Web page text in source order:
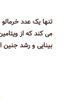
می کند که از
بینایی و رشد جنین